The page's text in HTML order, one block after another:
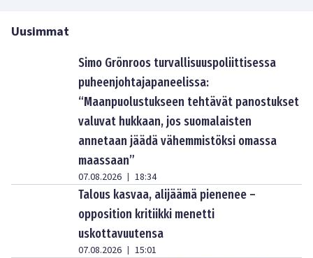
Uusimmat
Simo Grönroos turvallisuuspoliittisessa
puheenjohtajapaneelissa:
“Maanpuolustukseen tehtävät panostukset
valuvat hukkaan, jos suomalaisten
annetaan jäädä vähemmistöksi omassa
maassaan”
07.08.2026 | 18:34
Talous kasvaa, alijäämä pienenee –
opposition kritiikki menetti
uskottavuutensa
07.08.2026 | 15:01